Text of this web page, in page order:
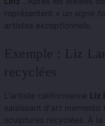
représentent « un signe
artistes exceptionnels.
Exemple : Liz
recyclées
L'artiste californienne Liz
saisissant d'art memento
sculptures recyclées. À la